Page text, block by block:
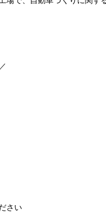
さい